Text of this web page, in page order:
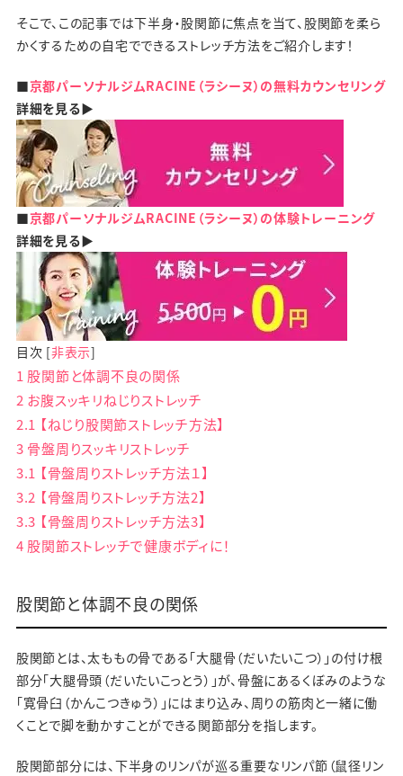
そこで、この記事では下半身・股関節に焦点を当て、股関節を柔ら
かくするための自宅でできるストレッチ方法をご紹介します！
■京都パーソナルジムRACINE（ラシーヌ）の無料カウンセリング
詳細を見る▶
■京都パーソナルジムRACINE（ラシーヌ）の体験トレーニング
詳細を見る▶
目次 [非表示]
1 股関節と体調不良の関係
2 お腹スッキリねじりストレッチ
2.1 【ねじり股関節ストレッチ方法】
3 骨盤周りスッキリストレッチ
3.1 【骨盤周りストレッチ方法１】
3.2 【骨盤周りストレッチ方法2】
3.3 【骨盤周りストレッチ方法3】
4 股関節ストレッチで健康ボディに！
股関節と体調不良の関係
股関節とは、太ももの骨である「大腿骨（だいたいこつ）」の付け根
部分「大腿骨頭（だいたいこっとう）」が、骨盤にあるくぼみのような
「寛骨臼（かんこつきゅう）」にはまり込み、周りの筋肉と一緒に働
くことで脚を動かすことができる関節部分を指します。
股関節部分には、下半身のリンパが巡る重要なリンパ節（鼠径リン